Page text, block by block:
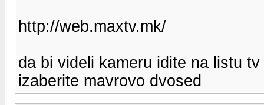
http://web.maxtv.mk/
da bi videli kameru idite na listu
izaberite mavrovo dvosed